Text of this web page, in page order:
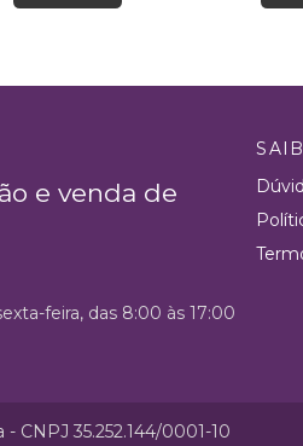
e venda de
feira, das 8:00 às 17:00
CNPJ 35.252.144/0001-10